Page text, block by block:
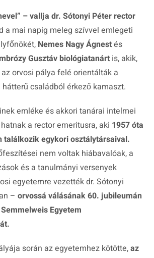
– vallja dr. Sótonyi Péter rector
a mai napig meleg szívvel emlegeti
Nemes Nagy Ágnestés
Gusztáv biológiatanárt is, akik,
orvosi pálya felé orientálták a
családból érkező kamaszt.
emléke és akkori tanárai intelmei
a rector emeritusra, aki 1957 óta
találkozik egykori osztálytársaival.
nem voltak hiábavalóak, a
és a tanulmányi versenyek
egyetemre vezették dr. Sótonyi
– orvossá válásának 60. jubileumán
Egyetem
során az egyetemhez kötötte,az